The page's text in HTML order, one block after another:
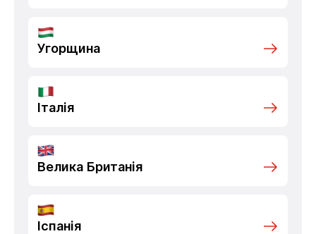
Угорщина
Італія
Велика Британія
Іспанія